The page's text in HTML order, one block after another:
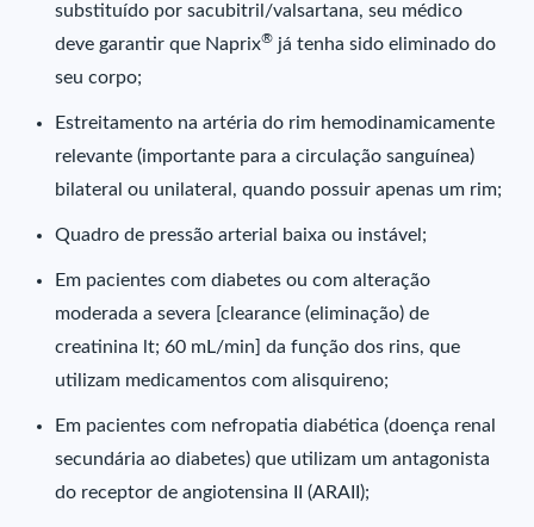
substituído por sacubitril/valsartana, seu médico
deve garantir que Naprix® já tenha sido eliminado do
seu corpo;
Estreitamento na artéria do rim hemodinamicamente
relevante (importante para a circulação sanguínea)
bilateral ou unilateral, quando possuir apenas um rim;
Quadro de pressão arterial baixa ou instável;
Em pacientes com diabetes ou com alteração
moderada a severa [clearance (eliminação) de
creatinina lt; 60 mL/min] da função dos rins, que
utilizam medicamentos com alisquireno;
Em pacientes com nefropatia diabética (doença renal
secundária ao diabetes) que utilizam um antagonista
do receptor de angiotensina II (ARAII);